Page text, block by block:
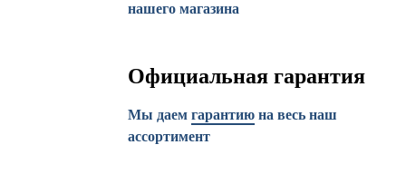
нашего магазина
Официальная гарантия
Мы даем гарантию на весь наш
ассортимент